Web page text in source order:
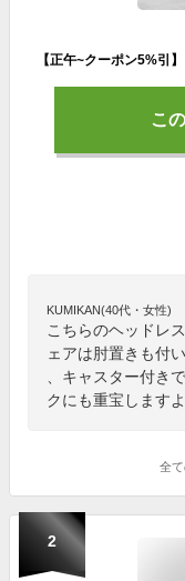
こ
KUMIKAN(40代・女性)
こちらのヘッドレ
ェアは肘置きも付
、キャスター付き
クにも重宝しますよ
全
2